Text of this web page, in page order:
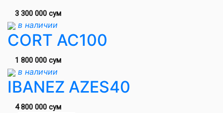
3 300 000 сум
в наличии
CORT AC100
1 800 000 сум
в наличии
IBANEZ AZES40
4 800 000 сум